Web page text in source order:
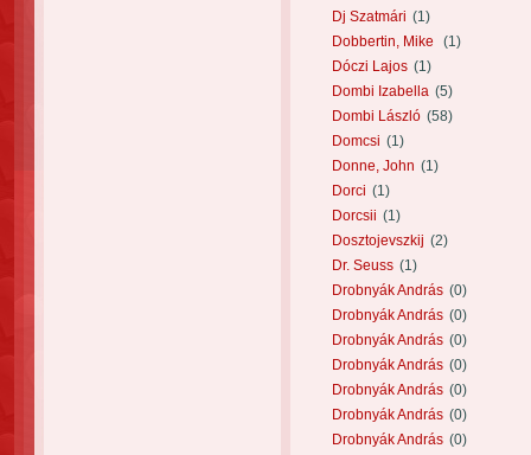
Dj Szatmári (1)
Dobbertin, Mike
(1)
Dóczi Lajos (1)
Dombi Izabella (5)
Dombi László (58)
Domcsi (1)
Donne, John (1)
Dorci (1)
Dorcsii (1)
Dosztojevszkij (2)
Dr. Seuss (1)
Drobnyák András (0)
Drobnyák András (0)
Drobnyák András (0)
Drobnyák András (0)
Drobnyák András (0)
Drobnyák András (0)
Drobnyák András (0)